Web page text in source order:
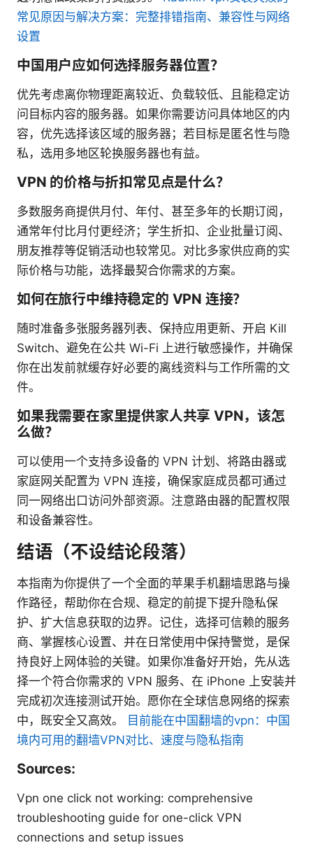
常见原因与解决方案：完整排错指南、兼容性与网络
设置
中国用户应如何选择服务器位置？
优先考虑离你物理距离较近、负载较低、且能稳定访
问目标内容的服务器。如果你需要访问具体地区的内
容，优先选择该区域的服务器；若目标是匿名性与隐
私，选用多地区轮换服务器也有益。
VPN 的价格与折扣常见点是什么？
多数服务商提供月付、年付、甚至多年的长期订阅，
通常年付比月付更经济；学生折扣、企业批量订阅、
朋友推荐等促销活动也较常见。对比多家供应商的实
际价格与功能，选择最契合你需求的方案。
如何在旅行中维持稳定的 VPN 连接？
随时准备多张服务器列表、保持应用更新、开启 Kill
Switch、避免在公共 Wi-Fi 上进行敏感操作，并确保
你在出发前就缓存好必要的离线资料与工作所需的文
件。
如果我需要在家里提供家人共享 VPN，该怎
么做？
可以使用一个支持多设备的 VPN 计划、将路由器或
家庭网关配置为 VPN 连接，确保家庭成员都可通过
同一网络出口访问外部资源。注意路由器的配置权限
和设备兼容性。
结语（不设结论段落）
本指南为你提供了一个全面的苹果手机翻墙思路与操
作路径，帮助你在合规、稳定的前提下提升隐私保
护、扩大信息获取的边界。记住，选择可信赖的服务
商、掌握核心设置、并在日常使用中保持警觉，是保
持良好上网体验的关键。如果你准备好开始，先从选
择一个符合你需求的 VPN 服务、在 iPhone 上安装并
完成初次连接测试开始。愿你在全球信息网络的探索
中，既安全又高效。
目前能在中国翻墙的vpn：中国
境内可用的翻墙VPN对比、速度与隐私指南
Sources:
Vpn one click not working: comprehensive
troubleshooting guide for one-click VPN
connections and setup issues